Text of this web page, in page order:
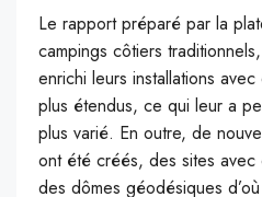
Le rapport préparé par la
campings côtiers
enrichi leurs installations
plus étendus, ce qui leur a
plus varié. En outre, de
ont été créés, des sites
des dômes géodésiques